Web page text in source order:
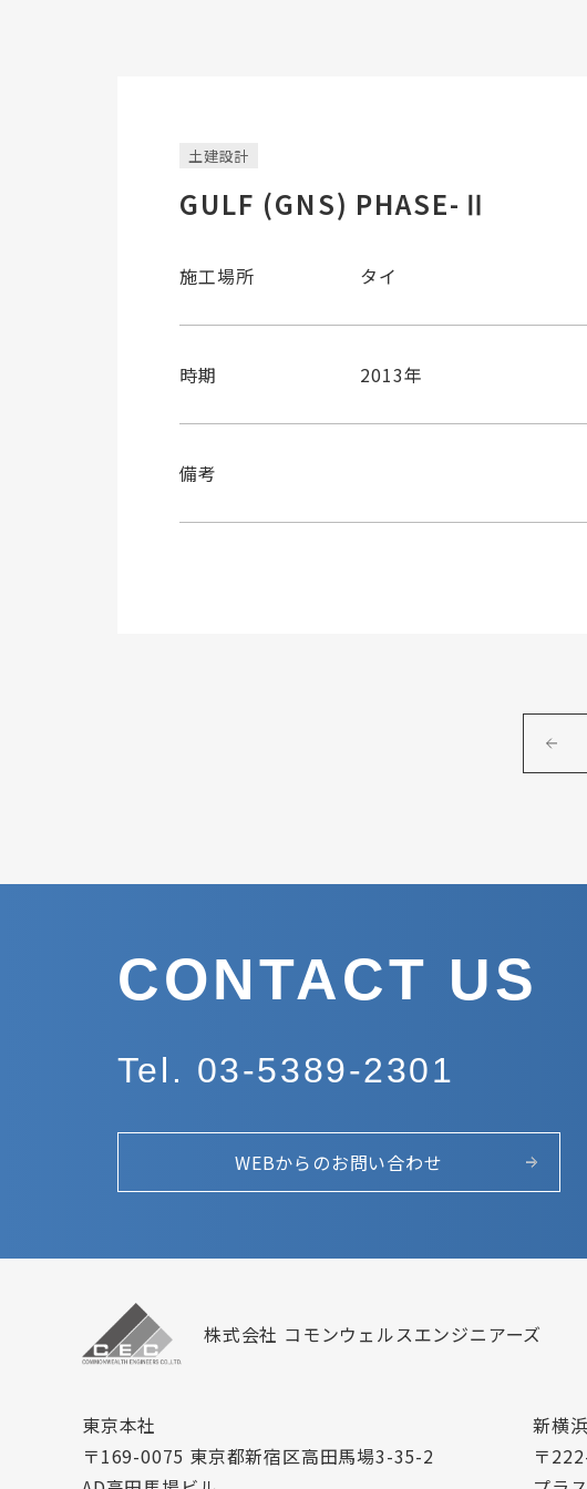
土建設計
GULF (GNS) PHASE-Ⅱ
施工場所 タイ
時期 2013年
備考
CONTACT US
Tel. 03-5389-2301
WEBからのお問い合わせ
株式会社 コモンウェルスエンジニアーズ
東京本社
〒169-0075 東京都新宿区高田馬場3-35-2
新横
〒